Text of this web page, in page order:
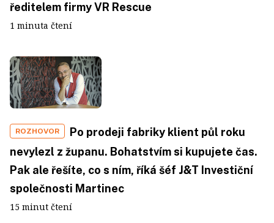
ředitelem firmy VR Rescue
1 minuta čtení
ROZHOVOR
Po prodeji fabriky klient půl roku
nevylezl z županu. Bohatstvím si kupujete čas.
Pak ale řešíte, co s ním, říká šéf J&T Investiční
společnosti Martinec
15 minut čtení